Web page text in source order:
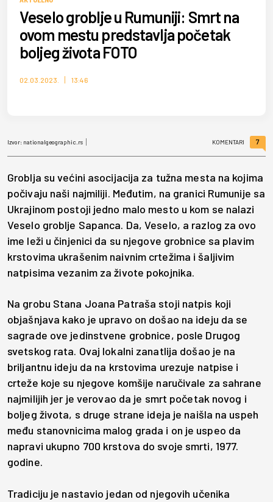
Veselo groblje u Rumuniji: Smrt na
ovom mestu predstavlja početak
boljeg života FOTO
02.03.2023. 13:46
Izvor: nationalgeographic.rs KOMENTARI 7
Groblja su većini asocijacija za tužna mesta na kojima
počivaju naši najmiliji. Međutim, na granici Rumunije sa
Ukrajinom postoji jedno malo mesto u kom se nalazi
Veselo groblje Sapanca. Da, Veselo, a razlog za ovo
ime leži u činjenici da su njegove grobnice sa plavim
krstovima ukrašenim naivnim crtežima i šaljivim
natpisima vezanim za živote pokojnika.
Na grobu Stana Joana Patraša stoji natpis koji
objašnjava kako je upravo on došao na ideju da se
sagrade ove jedinstvene grobnice, posle Drugog
svetskog rata. Ovaj lokalni zanatlija došao je na
briljantnu ideju da na krstovima urezuje natpise i
crteže koje su njegove komšije naručivale za sahrane
najmilijih jer je verovao da je smrt početak novog i
boljeg života, s druge strane ideja je naišla na uspeh
među stanovnicima malog grada i on je uspeo da
napravi ukupno 700 krstova do svoje smrti, 1977.
godine.
Tradiciju je nastavio jedan od njegovih učenika